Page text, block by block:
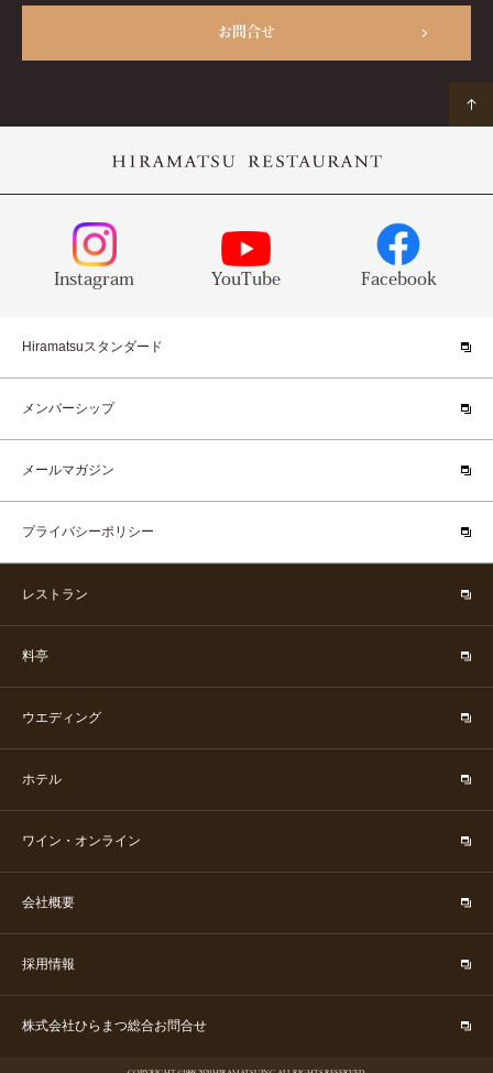
お問合せ
Instagram YouTube Facebook
Hiramatsuスタンダード
メンバーシップ
メールマガジン
プライバシーポリシー
レストラン
料亭
ウエディング
ホテル
ワイン・オンライン
会社概要
採用情報
株式会社ひらまつ総合お問合せ